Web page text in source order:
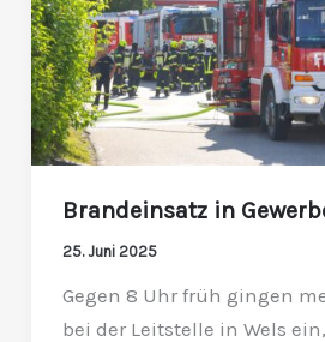
Brandeinsatz in
25. Juni 2025
Gegen 8 Uhr früh gingen
bei der Leitstelle in Wels